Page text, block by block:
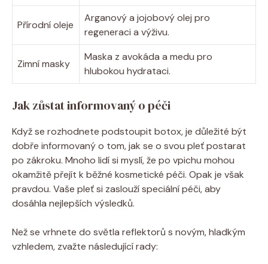
Přírodní oleje
Arganový a jojobový olej pro
regeneraci a výživu.
Zimní masky
Maska z avokáda a medu pro
hlubokou hydrataci.
Jak zůstat informovaný o péči
Když se rozhodnete podstoupit botox, je důležité být
dobře informovaný o tom, jak se o svou pleť postarat
po zákroku. Mnoho lidí si myslí, že po vpichu mohou
okamžitě přejít k běžné kosmetické péči. Opak je však
pravdou. Vaše pleť si zaslouží speciální péči, aby
dosáhla nejlepších výsledků.
Než se vrhnete do světla reflektorů s novým, hladkým
vzhledem, zvažte následující rady: